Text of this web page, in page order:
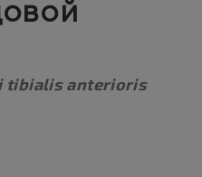
tibialis anterioris